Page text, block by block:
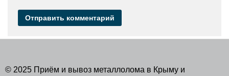
© 2025 Приём и вывоз металлолома в Крыму и